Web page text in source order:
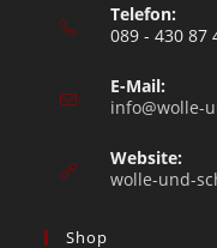
Telefon:
089 - 430 87
E-Mail:
info@wolle-
Website:
wolle-und-
Shop